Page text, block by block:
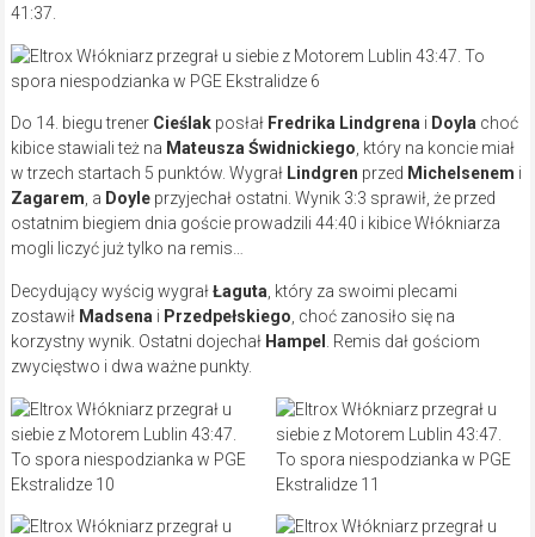
41:37.
Do 14. biegu trener Cieślakposłał Fredrika Lindgrena i Doyla choć
kibice stawiali też na Mateusza Świdnickiego , który na koncie miał
w trzech startach 5 punktów. Wygrał Lindgren przed Michelsenem i
Zagarem , a Doyleprzyjechał ostatni. Wynik 3:3 sprawił, że przed
ostatnim biegiem dnia goście prowadzili 44:40 i kibice Włókniarza
mogli liczyć już tylko na remis…
Decydujący wyścig wygrałŁaguta , który za swoimi plecami
zostawił Madsena i Przedpełskiego , choć zanosiło się na
korzystny wynik. Ostatni dojechał Hampel
. Remis dał gościom
zwycięstwo i dwa ważne punkty.